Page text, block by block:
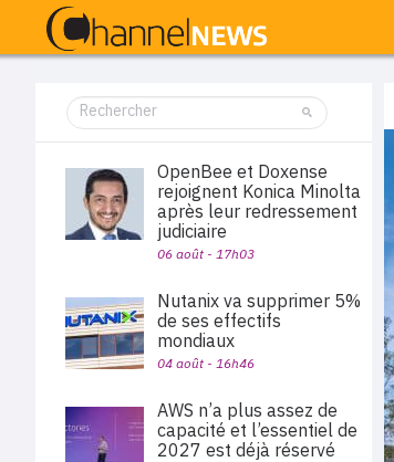
OpenBee et Doxense
rejoignent Konica Minolta
après leur redressement
judiciaire
06 août - 17h03
Nutanix va supprimer 5%
de ses effectifs
mondiaux
04 août - 16h46
AWS n’a plus assez de
capacité et l’essentiel de
2027 est déjà réservé